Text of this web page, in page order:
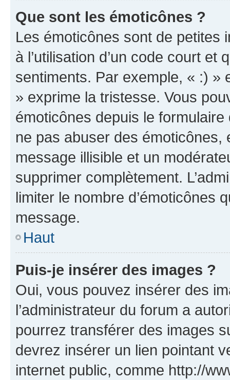
Que sont les émoticônes ?
Les émoticônes sont de petites
à l’utilisation d’un code court et
sentiments. Par exemple, « :) »
» exprime la tristesse. Vous
émoticônes depuis le
ne pas abuser des
message illisible et un
supprimer complètement.
limiter le nombre d’émoticônes
message.
Haut
Puis-je insérer des images ?
Oui, vous pouvez insérer des
l’administrateur du forum a
pourrez transférer des images
devrez insérer un lien pointant
internet public, comme http://